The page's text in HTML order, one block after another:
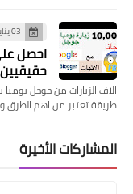
03 يناير 2021
الاف الزيارات من جوجل
طريقة تعتبر من اهم الطرق
المشاركات الأخيرة